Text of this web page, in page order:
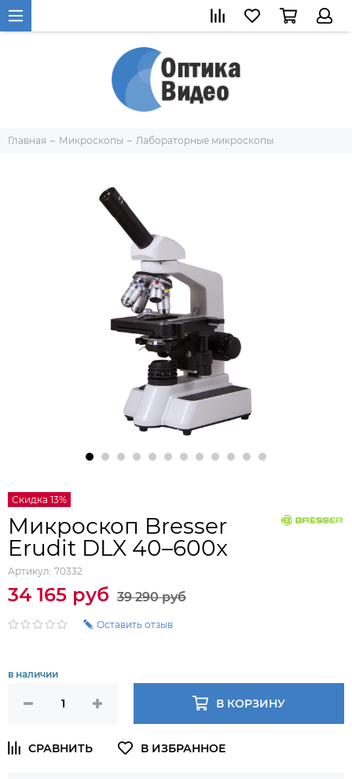
Главная Микроскопы Лабораторные микроскопы
Скидка 13%
Микроскоп Bresser
Erudit DLX 40–600x
Артикул: 70332
34 165 руб 39 290 руб
Оставить отзыв
в наличии
В КОРЗИНУ